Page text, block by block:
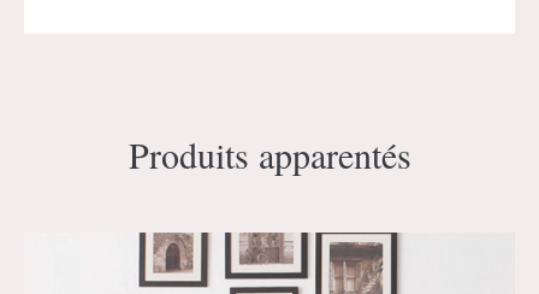
Produits apparentés